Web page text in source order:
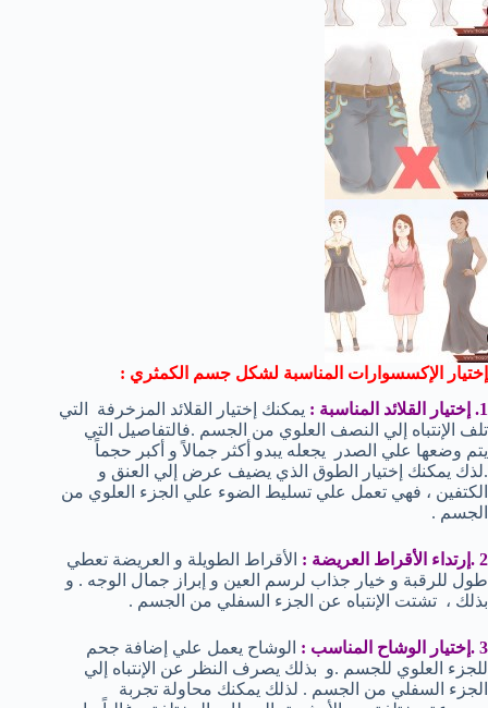
إختيار الإكسسوارات المناسبة لشكل جسم الكمثري :
1. إختيار القلائد المناسبة :
يمكنك إختيار القلائد المزخرفة التي
تلف الإنتباه إلي النصف العلوي من الجسم .فالتفاصيل التي
يتم وضعها علي الصدر يجعله يبدو أكثر جمالاً و أكبر حجماً
.لذك يمكنك إختيار الطوق الذي يضيف عرض إلي العنق و
الكتفين ، فهي تعمل علي تسليط الضوء علي الجزء العلوي من
الجسم .
2 .إرتداء الأقراط العريضة :
الأقراط الطويلة و العريضة تعطي
طول للرقبة و خيار جذاب لرسم العين و إبراز جمال الوجه . و
بذلك ، تشتت الإنتباه عن الجزء السفلي من الجسم .
3 .إختيار الوشاح المناسب :
الوشاح يعمل علي إضافة جحم
للجزء العلوي للجسم .و بذلك يصرف النظر عن الإنتباه إلي
الجزء السفلي من الجسم . لذلك يمكنك محاولة تجربة